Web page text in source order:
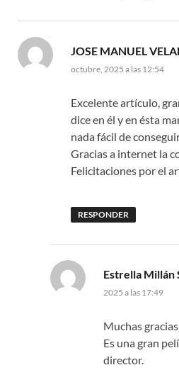
JOSE MANUEL
octubre, 2025 a las 12:54
Excelente artículo,
dice en él y en ésta
nada fácil de
Gracias a internet la
Felicitaciones por el
RESPONDER
Estrella Millán
2025 a las 17:49
Muchas
Es una gran
director.